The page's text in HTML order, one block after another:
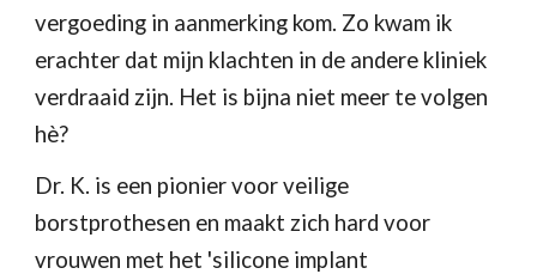
vergoeding in aanmerking kom. Zo kwam ik
erachter dat mijn klachten in de andere kliniek
verdraaid zijn. Het is bijna niet meer te volgen
hè?
Dr. K. is een pionier voor veilige
borstprothesen en maakt zich hard voor
vrouwen met het 'silicone implant